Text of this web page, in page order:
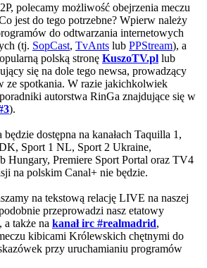
polecamy możliwość obejrzenia meczu
jest do tego potrzebne? Wpierw należy
do odtwarzania internetowych
(tj. SopCast, TvAnts lub PPStream), a
polską stronę KuszoTV.pl lub
się na dole tego newsa, prowadzący
ze spotkania. W razie jakichkolwiek
autorstwa RinGa znajdujące się w
).
będzie dostępna na kanałach Taquilla 1,
Sport 1 NL, Sport 2 Ukraine,
Hungary, Premiere Sport Portal oraz TV4
na polskim Canal+ nie będzie.
na tekstową relację LIVE na naszej
przeprowadzi nasz etatowy
a także na kanał irc #realmadrid,
kibicami Królewskich chętnymi do
przy uruchamianiu programów